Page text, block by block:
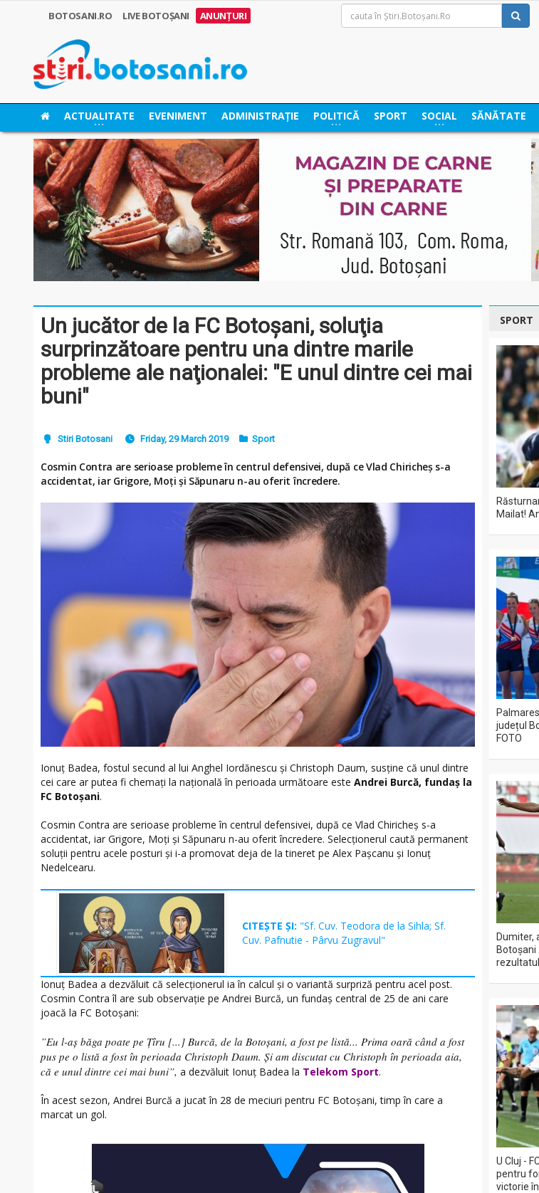
BOTOSANI.RO LIVE BOTOȘANI ANUNȚURI
ACTUALITATE EVENIMENT ADMINISTRAȚIE POLITICĂ SPORT SOCIAL SĂNĂTATE
Un jucător de la FC Botoșani, soluţia
surprinzătoare pentru una dintre marile
probleme ale naţionalei: "E unul dintre cei mai
buni"
Stiri Botosani Friday, 29 March 2019 Sport
Cosmin Contra are serioase probleme în centrul defensivei, după ce Vlad Chiricheş s-a
accidentat, iar Grigore, Moţi şi Săpunaru n-au oferit încredere.
Ionuţ Badea, fostul secund al lui Anghel Iordănescu şi Christoph Daum, susţine că unul dintre
cei care ar putea fi chemaţi la naţională în perioada următoare este Andrei Burcă, fundaş la
FC Botoşani.
Cosmin Contra are serioase probleme în centrul defensivei, după ce Vlad Chiricheş s-a
accidentat, iar Grigore, Moţi şi Săpunaru n-au oferit încredere. Selecţionerul caută permanent
soluţii pentru acele posturi şi i-a promovat deja de la tineret pe Alex Paşcanu şi Ionuţ
Nedelcearu.
CITEȘTE ȘI: "Sf. Cuv. Teodora de la Sihla; Sf.
Cuv. Pafnutie - Pârvu Zugravul"
Ionuţ Badea a dezvăluit că selecţionerul ia în calcul şi o variantă surpriză pentru acel post.
Cosmin Contra îl are sub observaţie pe Andrei Burcă, un fundaş central de 25 de ani care
joacă la FC Botoşani:
”Eu l-aş băga poate pe Ţîru [...] Burcă, de la Botoşani, a fost pe listă... Prima oară când a fost
pus pe o listă a fost în perioada Christoph Daum. Şi am discutat cu Christoph în perioada aia,
că e unul dintre cei mai buni”, a dezvăluit Ionuţ Badea la Telekom Sport.
În acest sezon, Andrei Burcă a jucat în 28 de meciuri pentru FC Botoşani, timp în care a
marcat un gol.
SPORT
Mailat!
județul
FOTO
Dumiter,
Botoșani
U Cluj -
pentru
victorie